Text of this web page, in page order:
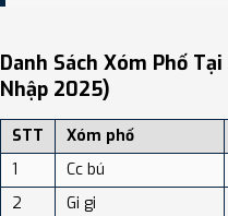
địa điểm tại: VReview.vn - Nền
lịch uy tín tại Việt Nam.
Danh Sách Xóm Phố
Nhập 2025)
STT Xóm phố
1
Cc bú
2
Gi gi